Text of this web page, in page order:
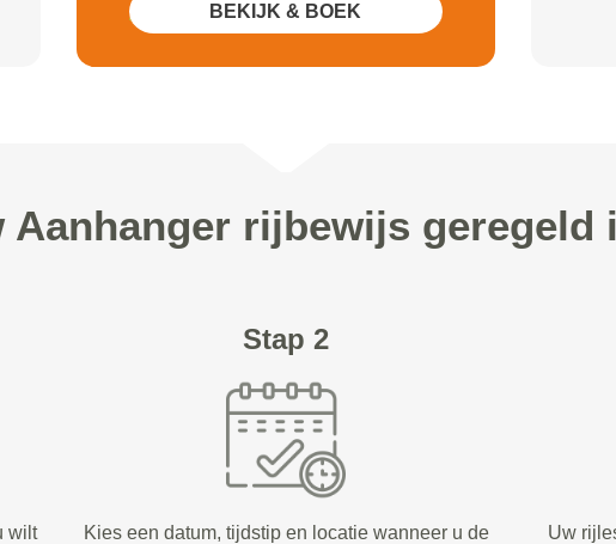
Inclusief 20% Korting
BEKIJK & BOEK
Aanhanger rijbewijs geregeld
wilt
Stap 2
Kies een datum, tijdstip en locatie wanneer u de
Uw